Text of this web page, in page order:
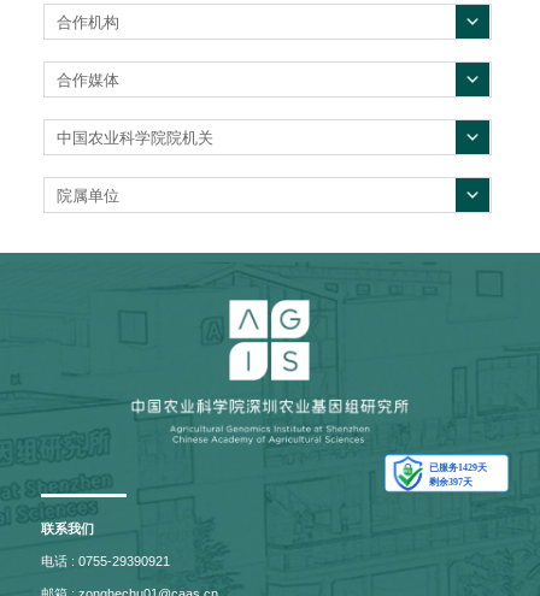
合作机构
合作媒体
中国农业科学院院机关
院属单位
联系我们
电话 : 0755-29390921